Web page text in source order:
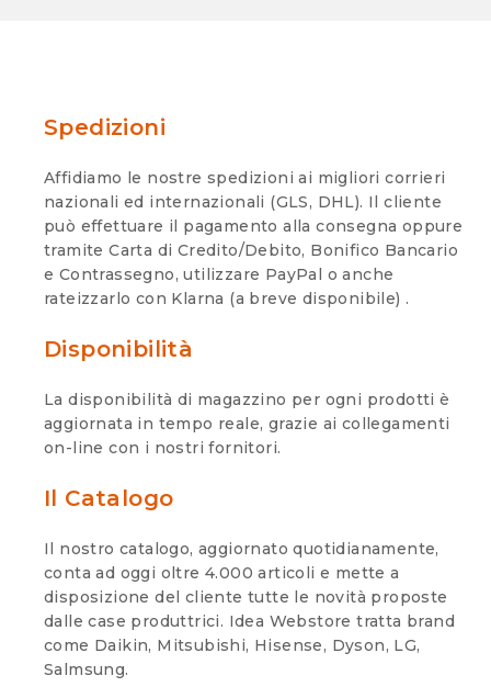
Spedizioni
Affidiamo le nostre spedizioni ai migliori corrieri
nazionali ed internazionali (GLS, DHL). Il cliente
può effettuare il pagamento alla consegna oppure
tramite Carta di Credito/Debito, Bonifico Bancario
e Contrassegno, utilizzare PayPal o anche
rateizzarlo con Klarna (a breve disponibile) .
Disponibilità
La disponibilità di magazzino per ogni prodotti è
aggiornata in tempo reale, grazie ai collegamenti
on-line con i nostri fornitori.
Il Catalogo
Il nostro catalogo, aggiornato quotidianamente,
conta ad oggi oltre 4.000 articoli e mette a
disposizione del cliente tutte le novità proposte
dalle case produttrici. Idea Webstore tratta brand
come Daikin, Mitsubishi, Hisense, Dyson, LG,
Salmsung.